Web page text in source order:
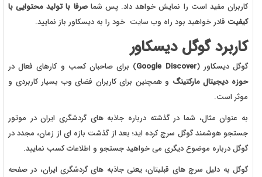
کاربران مفید است را نمایش خواهد داد. پس شماصرفا با تولید محتوایی با
کیفیت قادر خواهید بود راه وب سایت خود را به دیسکاور باز نمایید.
کاربرد گوگل دیسکاور
گوگل دیسکاور (Google Discover) برای صاحبان کسب و کارهای فعال در
حوزه دیجیتال مارکتینگ و همچنین برای کاربران فضای وب بسیار کاربردی و
موثر است.
به عنوان مثال، شما در گذشته درباره جاذبه های گردشگری ایران در موتور
جستجو هوشمند گوگل سرچ کرده اید؛ بعد از گذشت بازه ای از زمان، مجدد در
گوگل درباره موضوع دیگری می خواهید جستجو و اطلاعات کسب نمایید.
گوگل به دلیل سرچ های قبلیتان، یعنی جاذبه های گردشگری ایران، در صفحه